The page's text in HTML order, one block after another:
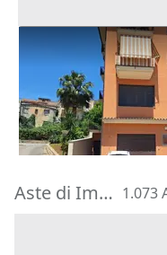
Asta Locale
terra
Misilmeri (Palermo)
150.000 €
30/09/2026
Aste di Immobiliari Bagheria 1.073